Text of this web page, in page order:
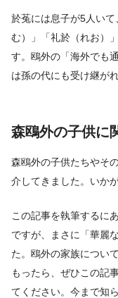
於菟には息子が5人い
む）」「礼於（れお）
す。鴎外の「海外でも
は孫の代にも受け継が
森鴎外の子供に
森鴎外の子供たちやそ
介してきました。いか
この記事を執筆するに
ですが、まさに「華麗
た。鴎外の家族につい
もったら、ぜひこの記
てください。今まで知